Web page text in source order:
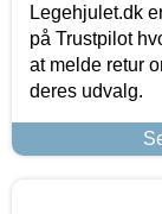
Legehjulet.dk
på Trustpilot
at melde retur
deres udvalg.